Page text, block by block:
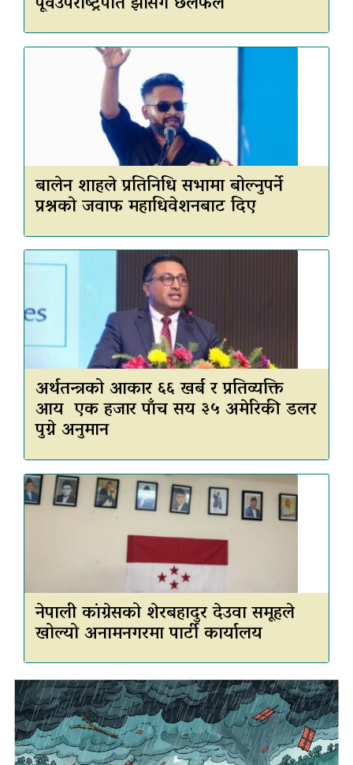
बालेन शाहले प्रतिनिधि सभामा बोल्नुपर्ने
प्रश्नकाे जवाफ महाधिवेशनबाट दिए
अर्थतन्त्रको आकार ६६ खर्ब र प्रतिव्यक्ति
आय एक हजार पाँच सय ३५ अमेरिकी डलर
पुग्ने अनुमान
नेपाली कांग्रेसको शेरबहादुर देउवा समूहले
खोल्यो अनामनगरमा पार्टी कार्यालय